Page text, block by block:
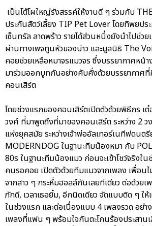
เป็นโต้โผใหญ่รังสรรค์ให้งานดี ๆ ร่วมกับ
ประกันสัตว์เลี้ยง TIP Pet Lover โดยทิพยป
เซ็นทรัล ลาดพร้าว รายได้ส่วนหนึ่งยังนำไปช่ว
ผ่านทางเพจทูนหัวของบ่าว และมูลนิธิ The
คอยช่วยเหลือหมาจรแมวจร ซึ่งบรรยากาศห
มาร่วมออกบูทกันอย่างคับคั่งด้วยบรรยากาศ
คอนเสิร์ต
โดยช่วงแรกของคอนเสิร์ตเปิดตัวด้วยพิธีกร เ
วงศ์ ที่มาพูดถึงที่มาของคอนเสิร์ต ระหว่าง 2
แห่งยุคสมัย ระหว่างเจ้าพ่ออัลเทอร์เนทีฟดนต
MODERNDOG ในฐานะทีมน้องหมา กับ
80s ในฐานะทีมน้องแมว ก่อนจะเข้าโชว์จริงใ
คนรอคอย เปิดตัวด้วยทีมแมวจากเพลง เพื่อน
จากสาว ๆ กระหึ่มฮอลล์กันเลยทีเดียว ต่อด้วยเ
ภักดี, เวลาเธอยิ้ม, อีกนิดเดียว จัดแบบติด ๆ ใ
ในช่วงแรก และต่อเนื่องแบบ 4 เพลงรวด อย่า
เพลงที่แฟน ๆ พร้อมใจกันตะโกนร้องประสาน